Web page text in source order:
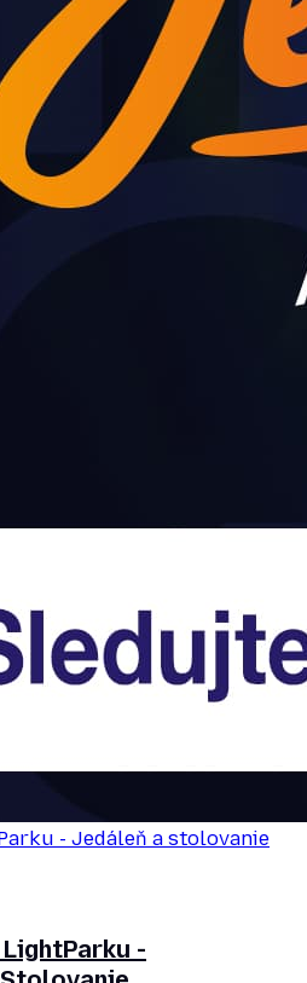
- Jedáleň a stolovanie
-